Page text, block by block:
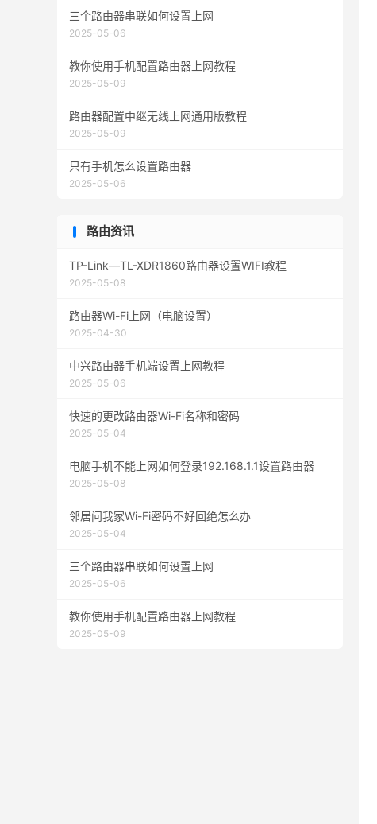
三个路由器串联如何设置上网
2025-05-06
教你使用手机配置路由器上网教程
2025-05-09
路由器配置中继无线上网通用版教程
2025-05-09
只有手机怎么设置路由器
2025-05-06
路由资讯
TP-Link—TL-XDR1860路由器设置WIFI教程
2025-05-08
路由器Wi-Fi上网（电脑设置）
2025-04-30
中兴路由器手机端设置上网教程
2025-05-06
快速的更改路由器Wi-Fi名称和密码
2025-05-04
电脑手机不能上网如何登录192.168.1.1设置路由器
2025-05-08
邻居问我家Wi-Fi密码不好回绝怎么办
2025-05-04
三个路由器串联如何设置上网
2025-05-06
教你使用手机配置路由器上网教程
2025-05-09